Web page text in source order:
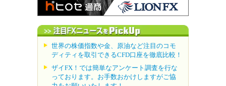
世界の株価指数や金、原油など注目のコモ
ディティを取引できるCFD口座を徹底比較！
ザイFX！では簡単なアンケート調査を行な
っております。お手数おかけしますがご協